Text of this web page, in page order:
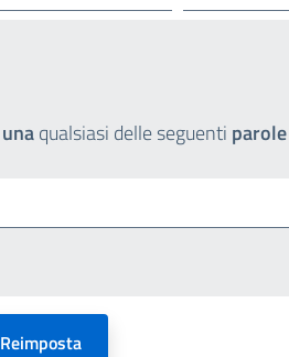
unaqualsiasi delle seguenti parole
Reimposta